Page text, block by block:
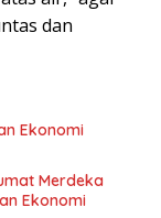
dan
Ekonomi
Merdeka
Ekonomi